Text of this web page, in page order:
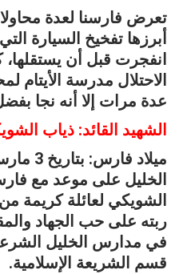
تعرض فارسنا لعدة
أبرزها تفخيخ السيارة
انفجرت قبل أن
الاحتلال مدرسة الأيتام
عدة مرات إلا أنه نجا
الشهيد القائد: ذياب
الخليل على موعد مع
الشويكي لعائلة كريمة
ربته على حب الجهاد
في مدارس الخليل
قسم الشريعة الإسلامية.